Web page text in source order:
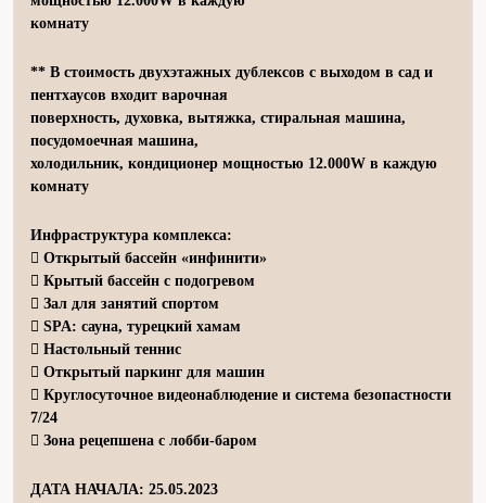
комнату
** В стоимость двухэтажных дублексов с выходом в сад и
пентхаусов входит варочная
поверхность, духовка, вытяжка, стиральная машина,
посудомоечная машина,
холодильник, кондиционер мощностью 12.000W в каждую
комнату
Инфраструктура комплекса:
 Открытый бассейн «инфинити»
 Крытый бассейн с подогревом
 Зал для занятий спортом
 SPA: сауна, турецкий хамам
 Настольный теннис
 Открытый паркинг для машин
 Круглосуточное видеонаблюдение и система безопастности
7/24
 Зона рецепшена с лобби-баром
ДАТА НАЧАЛА: 25.05.2023